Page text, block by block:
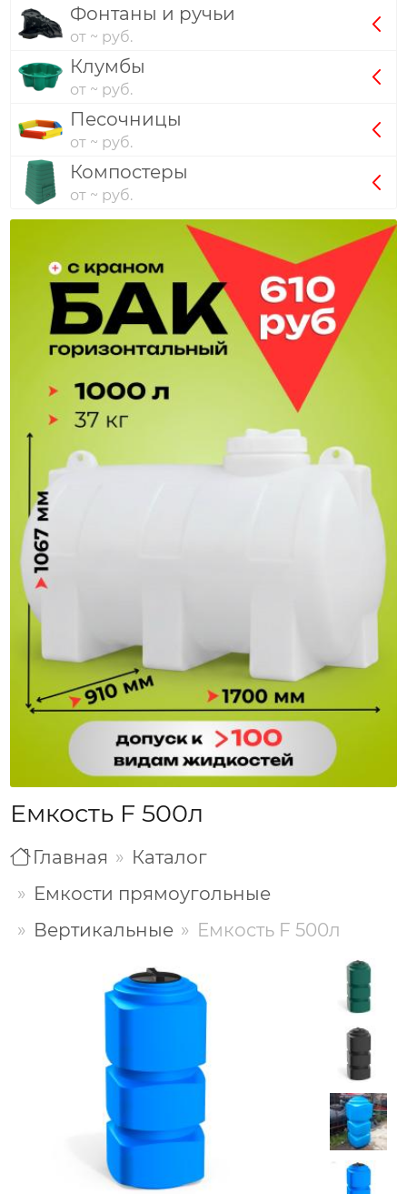
Фонтаны и ручьи
от ~ руб.
Клумбы
от ~ руб.
Песочницы
от ~ руб.
Компостеры
от ~ руб.
Емкость F 500л
Главная
Каталог
Емкости прямоугольные
Вертикальные
Емкость F 500л